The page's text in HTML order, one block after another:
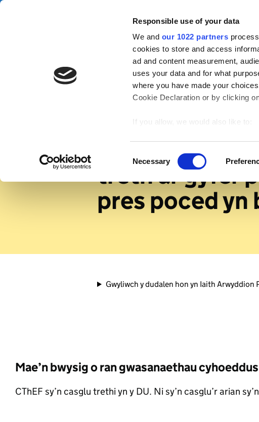
Responsible use of your data
We and our 1022 partners
cookies to store and access
ad and content measurement,
uses your data and for what
where you have made your
Cookie Declaration or by clicking
If you allow, we would also like to:
meters
Identify your device by
Find out more about how your
We use cookies to personalise
traffic. We also share information
analytics partners who may
they’ve collected from your use
Selection
Necessary
Skip to main content
Campaign
Tax Help for Hustles Gwerthu
Pam mae
treth ar gyfer
pres poced yn
Gwyliwch y dudalen hon yn Iaith Arwyddion
Mae’n bwysig o ran gwasanaethau
CThEF sy’n casglu trethi yn y DU. Ni sy’n casglu’r arian